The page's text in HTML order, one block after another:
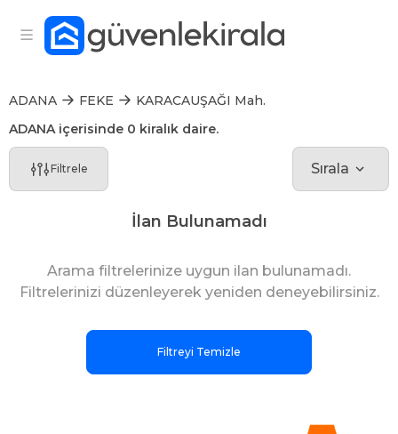
ADANA FEKE
KARACAUŞAĞI Mah.
ADANA içerisinde 0 kiralık daire.
Filtrele Sırala
İlan Bulunamadı
Arama filtrelerinize uygun ilan bulunamadı.
Filtrelerinizi düzenleyerek yeniden deneyebilirsiniz.
Filtreyi Temizle